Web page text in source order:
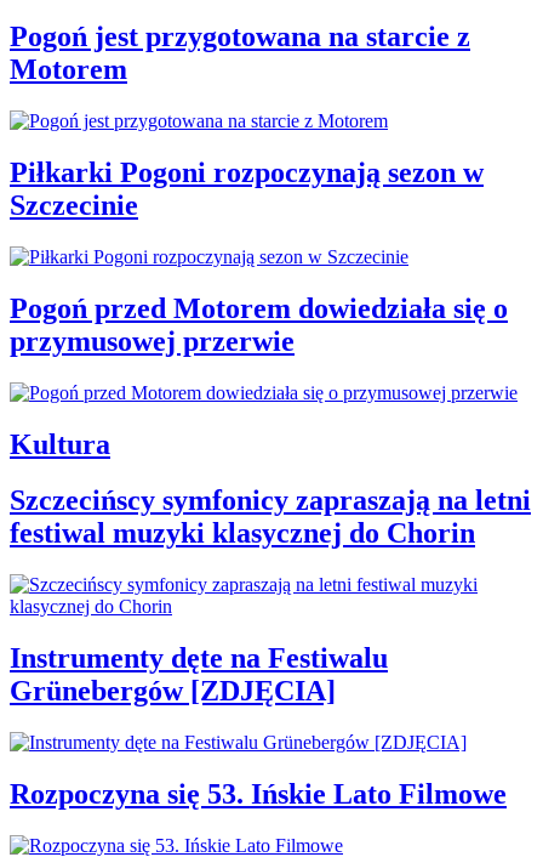
Pogoń jest przygotowana na starcie z
Motorem
Piłkarki Pogoni rozpoczynają sezon w
Szczecinie
Pogoń przed Motorem dowiedziała się o
przymusowej przerwie
Kultura
Szczecińscy symfonicy zapraszają na letni
festiwal muzyki klasycznej do Chorin
Instrumenty dęte na Festiwalu
Grünebergów [ZDJĘCIA]
Rozpoczyna się 53. Ińskie Lato Filmowe